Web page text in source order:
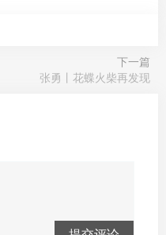
下一篇
张勇丨花蝶火柴再发现